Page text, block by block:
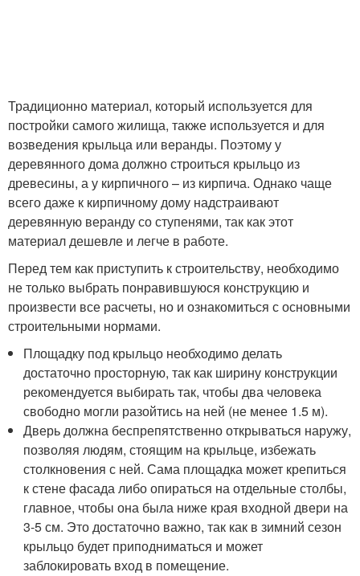
Традиционно материал, который используется для
постройки самого жилища, также используется и для
возведения крыльца или веранды. Поэтому у
деревянного дома должно строиться крыльцо из
древесины, а у кирпичного – из кирпича. Однако чаще
всего даже к кирпичному дому надстраивают
деревянную веранду со ступенями, так как этот
материал дешевле и легче в работе.
Перед тем как приступить к строительству, необходимо
не только выбрать понравившуюся конструкцию и
произвести все расчеты, но и ознакомиться с основными
строительными нормами.
Площадку под крыльцо необходимо делать
достаточно просторную, так как ширину конструкции
рекомендуется выбирать так, чтобы два человека
свободно могли разойтись на ней (не менее 1.5 м).
Дверь должна беспрепятственно открываться наружу,
позволяя людям, стоящим на крыльце, избежать
столкновения с ней. Сама площадка может крепиться
к стене фасада либо опираться на отдельные столбы,
главное, чтобы она была ниже края входной двери на
3-5 см. Это достаточно важно, так как в зимний сезон
крыльцо будет приподниматься и может
заблокировать вход в помещение.